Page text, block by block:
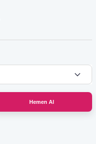
Hemen Al